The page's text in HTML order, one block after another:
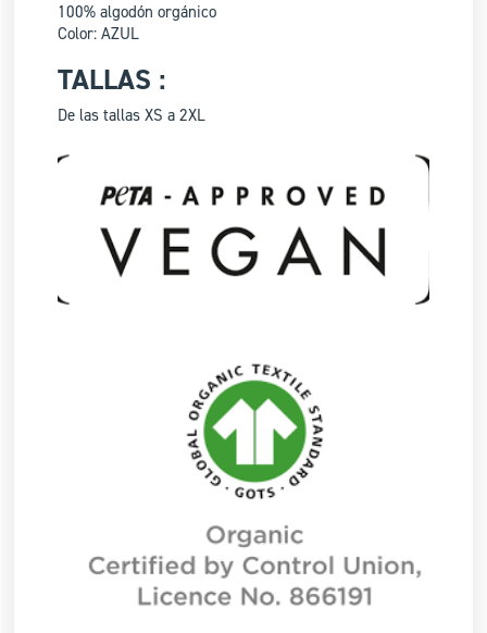
100% algodón orgánico
Color: AZUL
TALLAS :
De las tallas XS a 2XL